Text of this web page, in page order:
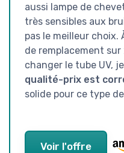
aussi lampe de
très sensibles aux
pas le meilleur choix.
de remplacement
changer le tube UV,
qualité-prix est
solide pour ce type
Voir l'offre